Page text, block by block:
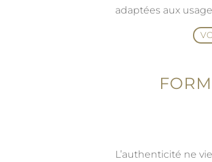
adaptées aux
L’authenticité ne